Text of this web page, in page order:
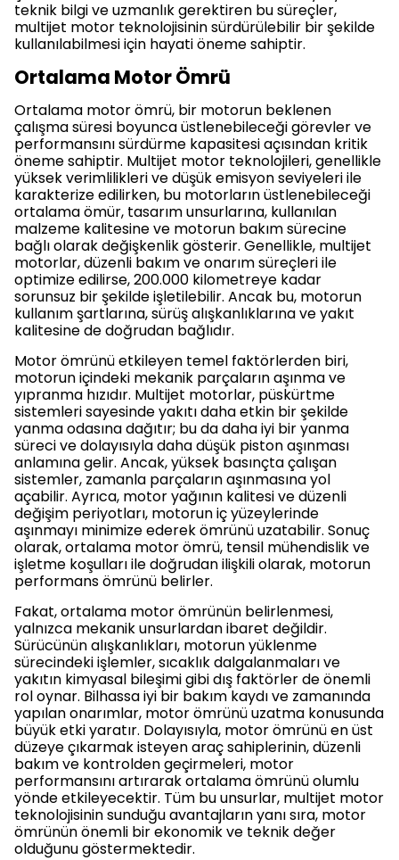
teknik bilgi ve uzmanlık gerektiren bu süreçler,
multijet motor teknolojisinin sürdürülebilir bir şekilde
kullanılabilmesi için hayati öneme sahiptir.
Ortalama Motor Ömrü
Ortalama motor ömrü, bir motorun beklenen
çalışma süresi boyunca üstlenebileceği görevler ve
performansını sürdürme kapasitesi açısından kritik
öneme sahiptir. Multijet motor teknolojileri, genellikle
yüksek verimlilikleri ve düşük emisyon seviyeleri ile
karakterize edilirken, bu motorların üstlenebileceği
ortalama ömür, tasarım unsurlarına, kullanılan
malzeme kalitesine ve motorun bakım sürecine
bağlı olarak değişkenlik gösterir. Genellikle, multijet
motorlar, düzenli bakım ve onarım süreçleri ile
optimize edilirse, 200.000 kilometreye kadar
sorunsuz bir şekilde işletilebilir. Ancak bu, motorun
kullanım şartlarına, sürüş alışkanlıklarına ve yakıt
kalitesine de doğrudan bağlıdır.
Motor ömrünü etkileyen temel faktörlerden biri,
motorun içindeki mekanik parçaların aşınma ve
yıpranma hızıdır. Multijet motorlar, püskürtme
sistemleri sayesinde yakıtı daha etkin bir şekilde
yanma odasına dağıtır; bu da daha iyi bir yanma
süreci ve dolayısıyla daha düşük piston aşınması
anlamına gelir. Ancak, yüksek basınçta çalışan
sistemler, zamanla parçaların aşınmasına yol
açabilir. Ayrıca, motor yağının kalitesi ve düzenli
değişim periyotları, motorun iç yüzeylerinde
aşınmayı minimize ederek ömrünü uzatabilir. Sonuç
olarak, ortalama motor ömrü, tensil mühendislik ve
işletme koşulları ile doğrudan ilişkili olarak, motorun
performans ömrünü belirler.
Fakat, ortalama motor ömrünün belirlenmesi,
yalnızca mekanik unsurlardan ibaret değildir.
Sürücünün alışkanlıkları, motorun yüklenme
sürecindeki işlemler, sıcaklık dalgalanmaları ve
yakıtın kimyasal bileşimi gibi dış faktörler de önemli
rol oynar. Bilhassa iyi bir bakım kaydı ve zamanında
yapılan onarımlar, motor ömrünü uzatma konusunda
büyük etki yaratır. Dolayısıyla, motor ömrünü en üst
düzeye çıkarmak isteyen araç sahiplerinin, düzenli
bakım ve kontrolden geçirmeleri, motor
performansını artırarak ortalama ömrünü olumlu
yönde etkileyecektir. Tüm bu unsurlar, multijet motor
teknolojisinin sunduğu avantajların yanı sıra, motor
ömrünün önemli bir ekonomik ve teknik değer
olduğunu göstermektedir.